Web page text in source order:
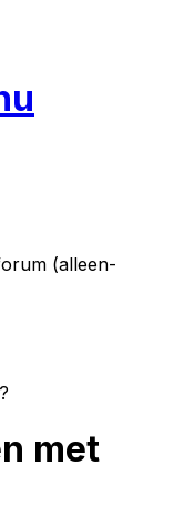
(alleen-
met